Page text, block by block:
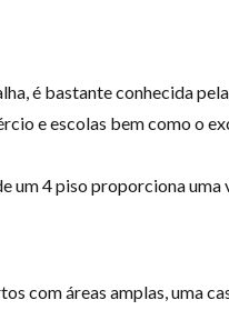
é bastante conhecida
e escolas bem como o
um 4 piso proporciona uma
com áreas amplas, uma